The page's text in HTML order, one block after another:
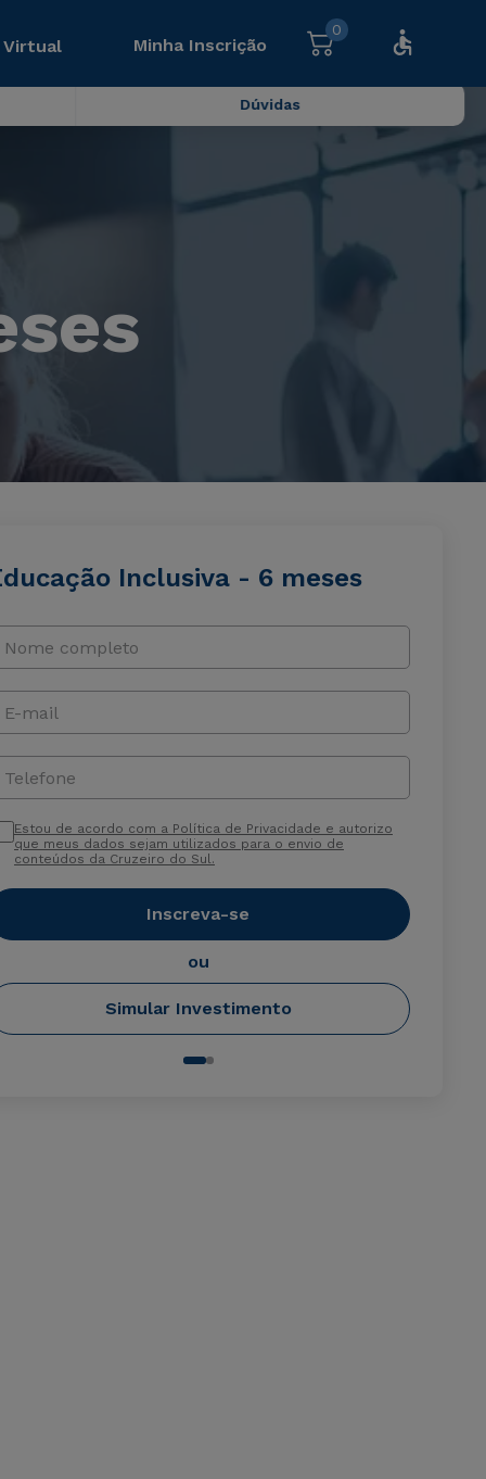
Virtual Minha Inscrição
0
Dúvidas
Inclusiva - 6 meses
Nome completo
E-mail
Telefone
Estou de acordo com a Política de Privacidade e autorizo
que meus dados sejam utilizados para o envio de
conteúdos da Cruzeiro do Sul.
Inscreva-se
ou
Simular Investimento